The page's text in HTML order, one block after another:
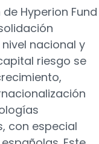
Hyperion Fund
nacional y
riesgo se
con especial